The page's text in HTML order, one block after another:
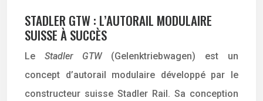
STADLER GTW : L’AUTORAIL MODULAIRE
SUISSE À SUCCÈS
Le Stadler GTW (Gelenktriebwagen) est un
concept d’autorail modulaire développé par le
constructeur suisse Stadler Rail. Sa conception